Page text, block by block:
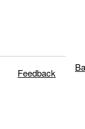
Feedback